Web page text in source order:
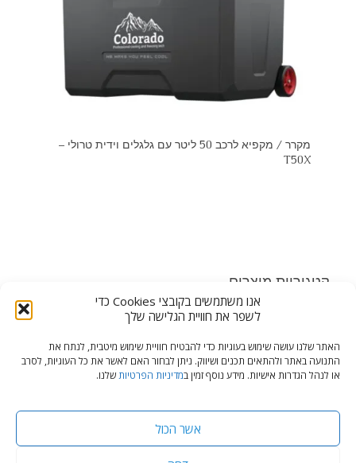
אנו משתמשים בקובצי Cookies כדי
לשפר את חוויית הגלישה שלך
האתר שלנו עושה שימוש בעוגיות כדי להבטיח חוויית שימוש מיטבית, לנתח את
התנועה באתר ולהתאים תכנים ושיווק. ניתן לבחור האם לאשר את כל העוגיות, לסרב
או לנהל הגדרות אישיות. מידע נוסף זמין במדיניות הפרטיותשלנו.
אשר הכול
מקרר / מקפיא לרכב 50 ליטר עם גלגלים וידית טרולי –
T50X
קטגוריות מוצרים
מקררים לרכב (5)
מדיניות פרטיות